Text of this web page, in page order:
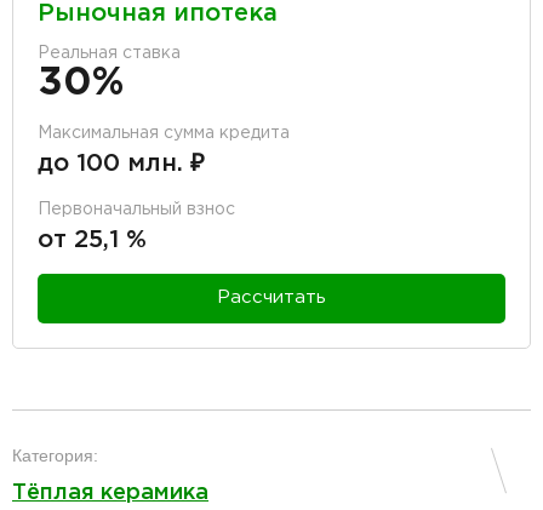
Рыночная ипотека
Реальная ставка
30%
Максимальная сумма кредита
до 100 млн. ₽
Первоначальный взнос
от 25,1 %
Рассчитать
Категория:
Тёплая керамика